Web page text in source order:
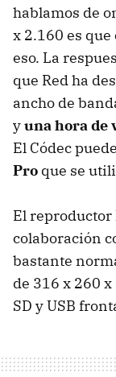
hablamos de
x 2.160 es
eso. La
que Red ha
ancho de
yuna hora de
El Códec
Pro que se
El reproductor
colaboración
bastante
de 316 x 260
SD y USB